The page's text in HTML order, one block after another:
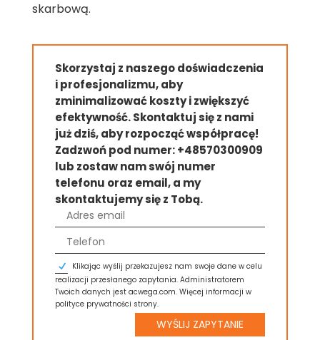
skarbową.
Skorzystaj z naszego doświadczenia
i profesjonalizmu, aby
zminimalizować koszty i zwiększyć
efektywność. Skontaktuj się z nami
już dziś, aby rozpocząć współpracę!
Zadzwoń pod numer: +48570300909
lub zostaw nam swój numer
telefonu oraz email, a my
skontaktujemy się z Tobą.
Klikając wyślij przekazujesz nam swoje dane w celu
realizacji przesłanego zapytania. Administratorem
Twoich danych jest acwega.com. Więcej informacji w
polityce prywatności strony.
WYŚLIJ ZAPYTANIE